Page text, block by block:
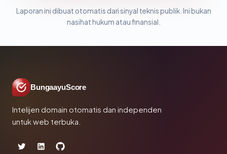
Laporan ini dibuat otomatis dari sinyal teknis publik. Ini bukan
nasihat hukum atau finansial.
BungaayuScore
Intelijen domain otomatis dan independen
untuk web terbuka.